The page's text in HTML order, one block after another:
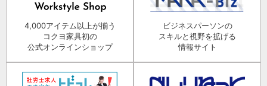
4,000アイテム以上が揃う
コクヨ家具初の
公式オンラインショップ
ビジネスパーソンの
スキルと視野を拡げる
情報サイト